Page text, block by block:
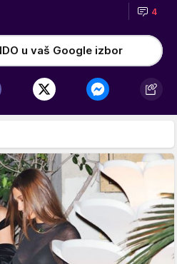
4
u vaš Google izbor